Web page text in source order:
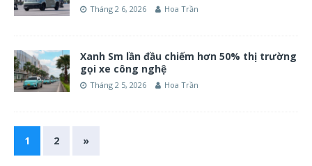
Tháng 2 6, 2026 Hoa Trần
Xanh Sm lần đầu chiếm hơn 50% thị trường
gọi xe công nghệ
Tháng 2 5, 2026 Hoa Trần
1 2 »